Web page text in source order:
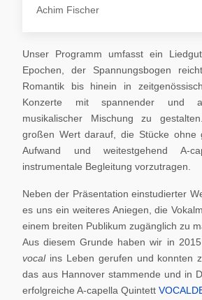
Achim Fischer
Unser Programm umfasst ein
Epochen, der Spannungsbogen
Romantik bis hinein in
Konzerte mit spannender und
musikalischer Mischung zu
großen Wert darauf, die Stücke ohne
Aufwand und weitestgehend A-
instrumentale Begleitung vorzutragen.
Neben der Präsentation einstudierter
es uns ein weiteres Aniegen, die
einem breiten Publikum zugänglich zu
Aus diesem Grunde haben wir in
vocal ins Leben gerufen und konnten
das aus Hannover stammende und in
erfolgreiche A-capella Quintett